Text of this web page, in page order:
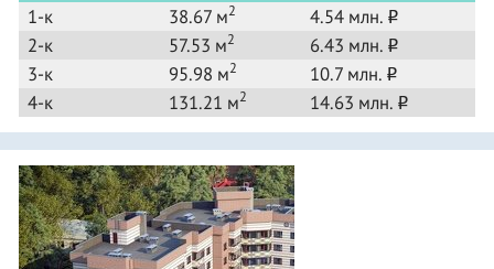
1-к
38.67 м2 4.54 млн. o
2-к 57.53 м2 6.43 млн. o
3-к 95.98 м2 10.7 млн. o
4-к 131.21 м2 14.63 млн. o